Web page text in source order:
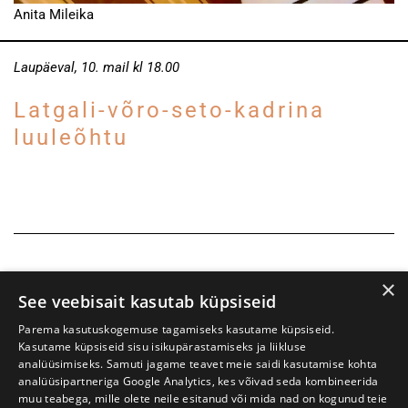
Anita Mileika
Laupäeval, 10. mail kl 18.00
Latgali-võro-seto-kadrina
luuleõhtu
×
See veebisait kasutab küpsiseid
Parema kasutuskogemuse tagamiseks kasutame küpsiseid.
Kasutame küpsiseid sisu isikupärastamiseks ja liikluse
analüüsimiseks. Samuti jagame teavet meie saidi kasutamise kohta
analüüsipartneriga Google Analytics, kes võivad seda kombineerida
muu teabega, mille olete neile esitanud või mida nad on kogunud teie